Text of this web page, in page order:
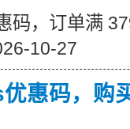
码，订单满
10-27
惠码，购